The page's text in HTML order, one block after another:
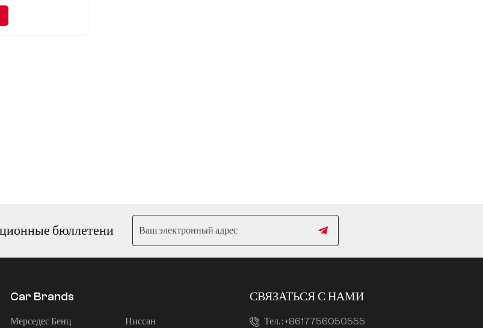
бюллетени
Car Brands
Мерседес Бенц
Ниссан
СВЯЗАТЬСЯ С НАМИ
Тел. :+8617756050555